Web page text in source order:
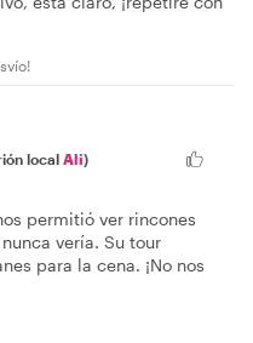
local Ali)
permitió ver rincones
vería. Su tour
para la cena. ¡No nos